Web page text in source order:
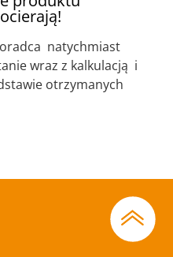
natychmiast
wraz z kalkulacją i
otrzymanych